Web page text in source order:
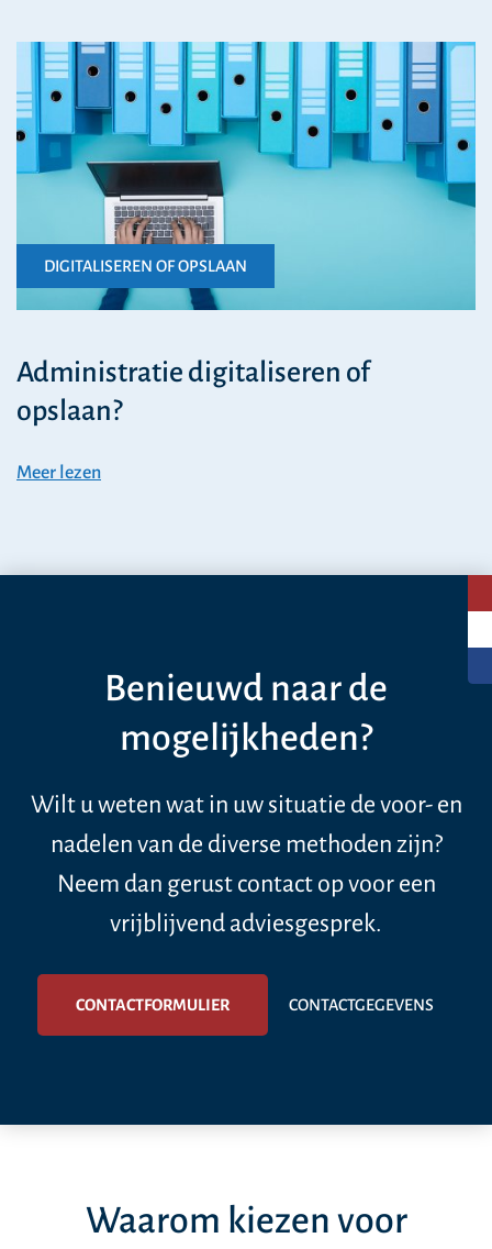
DIGITALISEREN OF OPSLAAN
Administratie digitaliseren of
opslaan?
Meer lezen
Benieuwd naar de
mogelijkheden?
Wilt u weten wat in uw situatie de voor- en
nadelen van de diverse methoden zijn?
Neem dan gerust contact op voor een
vrijblijvend adviesgesprek.
CONTACTFORMULIER CONTACTGEGEVENS
Waarom kiezen voor